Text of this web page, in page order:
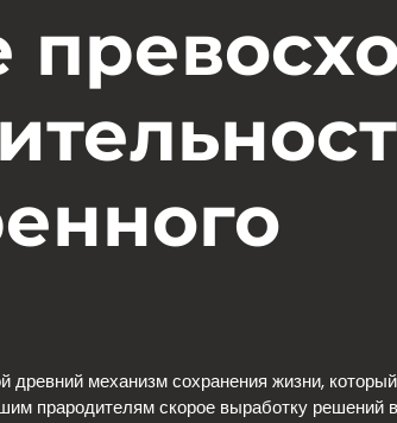
древний механизм сохранения жизни,
прародителям скорое выработку решений в